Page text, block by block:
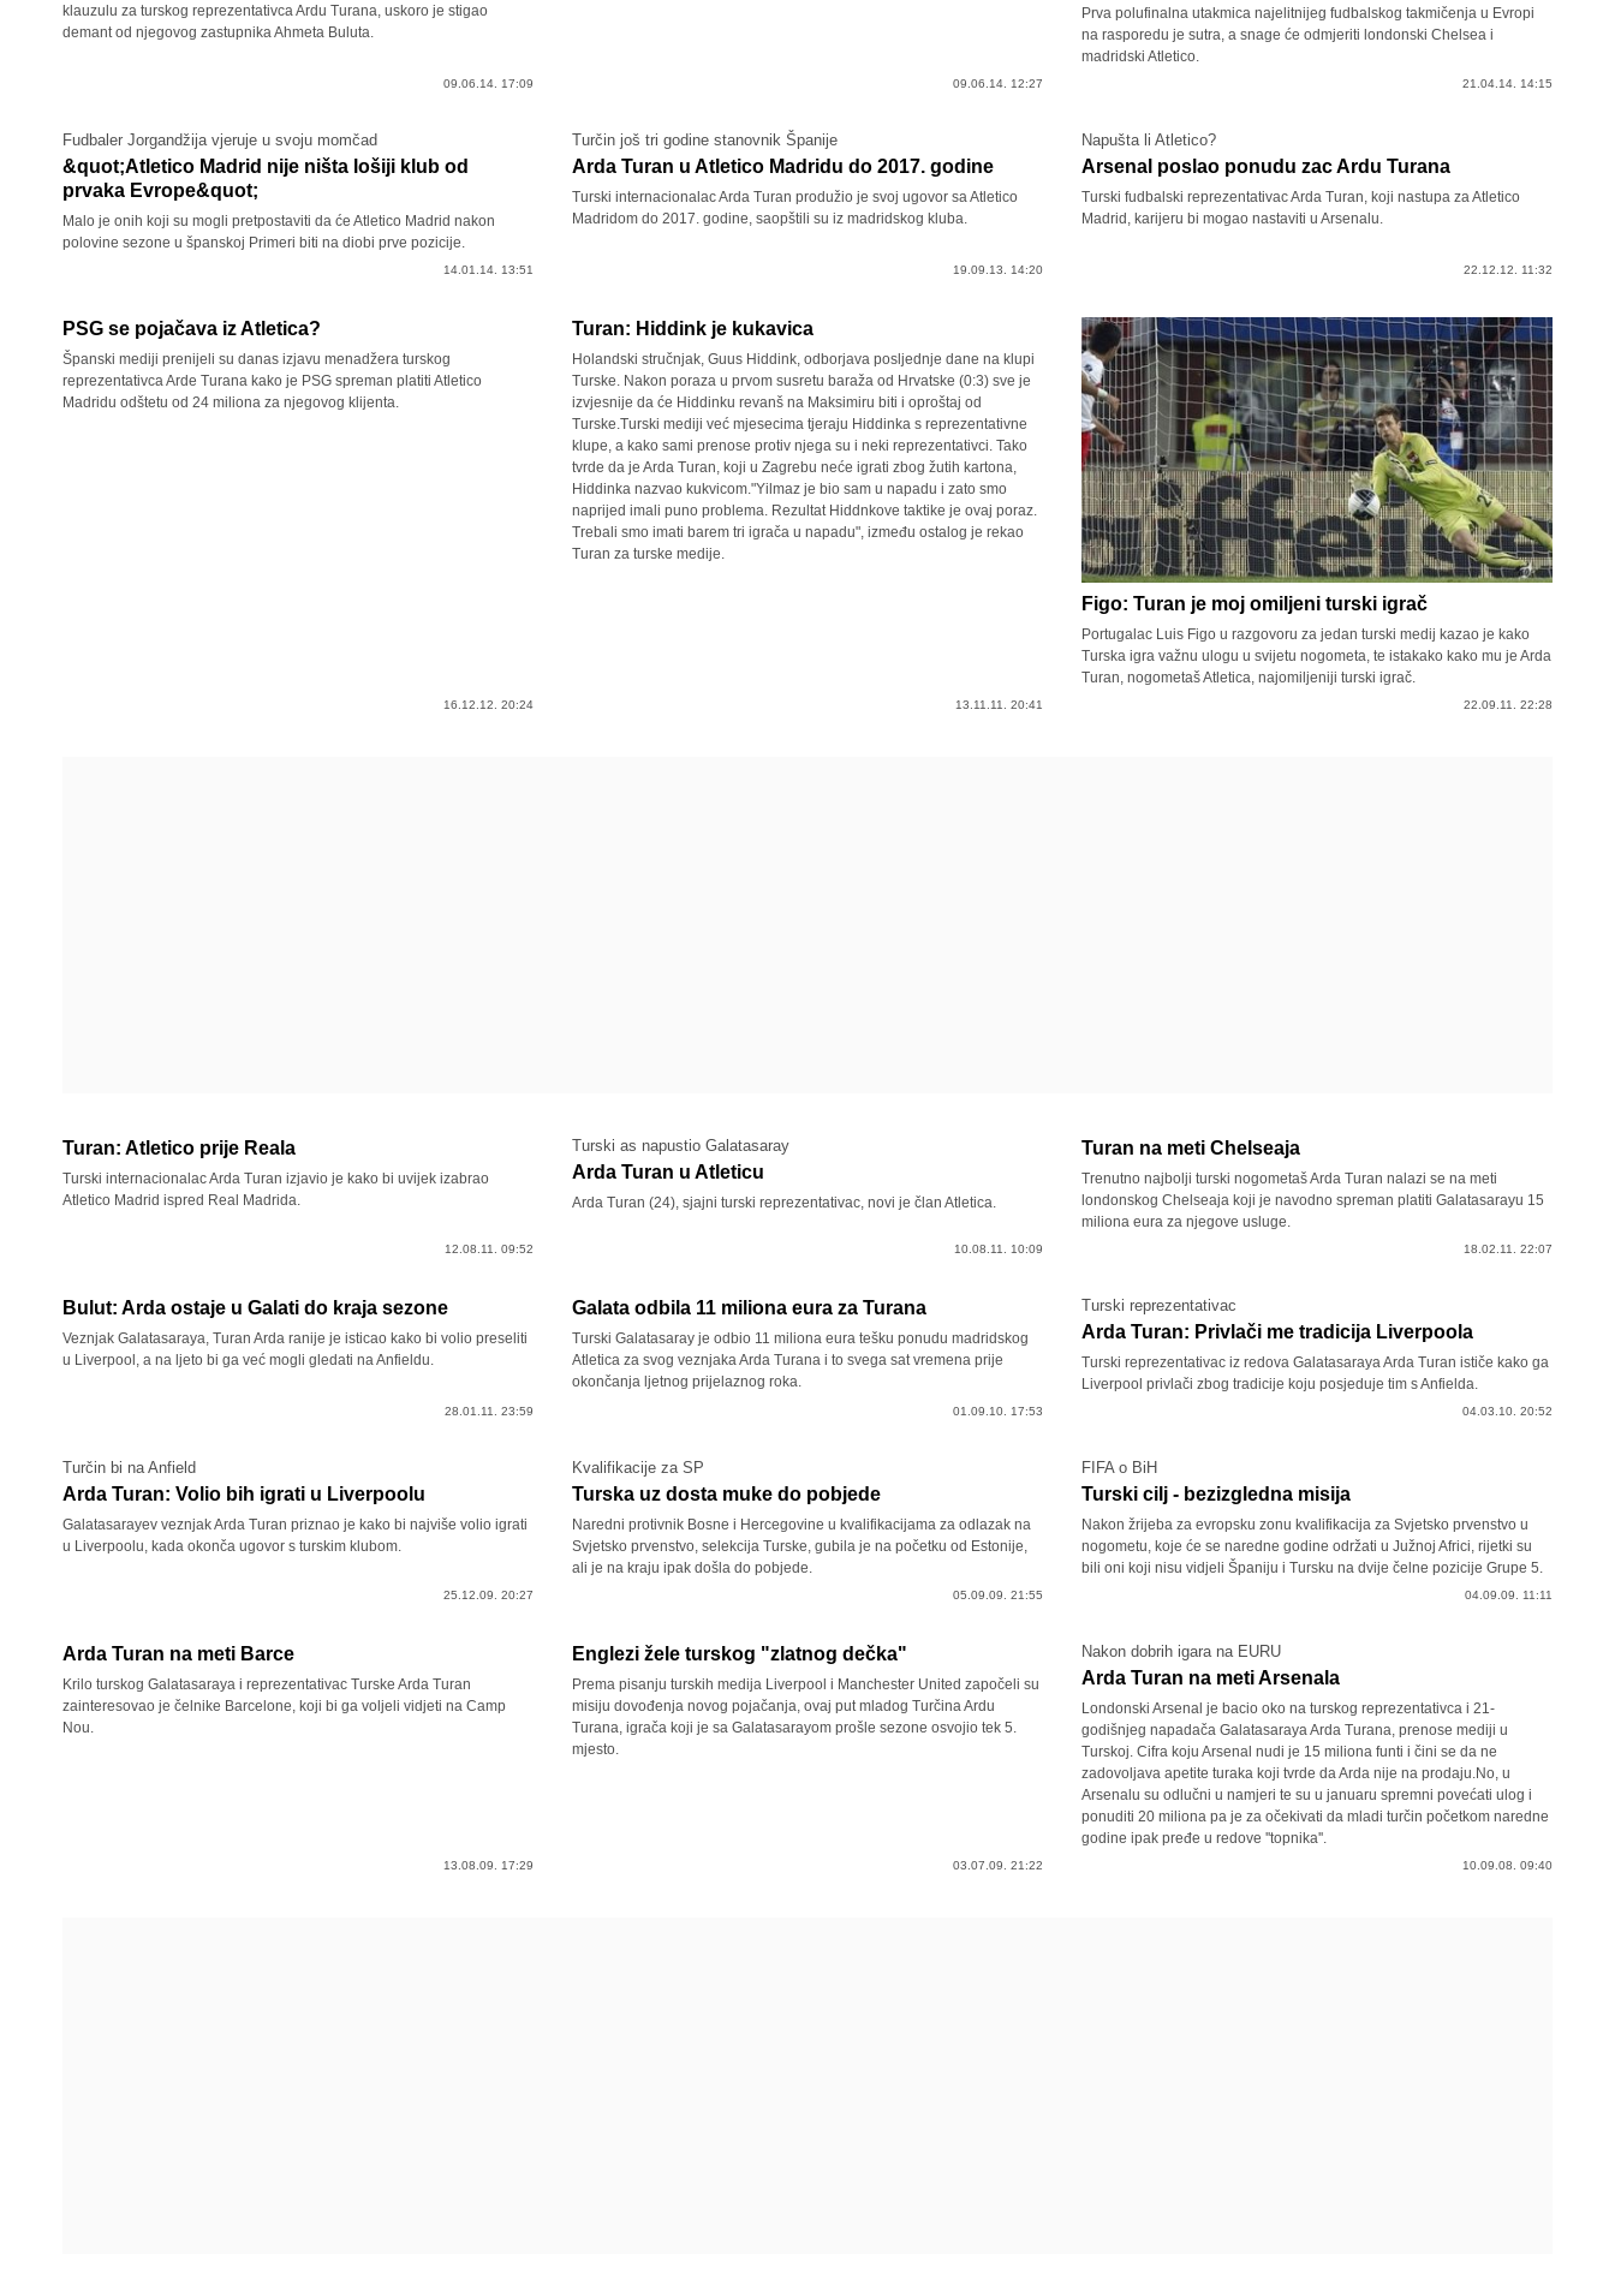
klauzulu za turskog reprezentativca Ardu Turana, uskoro je stigao
demant od njegovog zastupnika Ahmeta Buluta.
09.06.14. 17:09 09.06.14. 12:27
Prva polufinalna utakmica najelitnijeg fudbalskog takmičenja u Evropi
na rasporedu je sutra, a snage će odmjeriti londonski Chelsea i
madridski Atletico.
21.04.14. 14:15
Fudbaler Jorgandžija vjeruje u svoju momčad
&quot;Atletico Madrid nije ništa lošiji klub od
prvaka Evrope&quot;
Malo je onih koji su mogli pretpostaviti da će Atletico Madrid nakon
polovine sezone u španskoj Primeri biti na diobi prve pozicije.
14.01.14. 13:51
Turčin još tri godine stanovnik Španije
Arda Turan u Atletico Madridu do 2017. godine
Turski internacionalac Arda Turan produžio je svoj ugovor sa Atletico
Madridom do 2017. godine, saopštili su iz madridskog kluba.
19.09.13. 14:20
Napušta li Atletico?
Arsenal poslao ponudu zac Ardu Turana
Turski fudbalski reprezentativac Arda Turan, koji nastupa za Atletico
Madrid, karijeru bi mogao nastaviti u Arsenalu.
22.12.12. 11:32
PSG se pojačava iz Atletica?
Španski mediji prenijeli su danas izjavu menadžera turskog
reprezentativca Arde Turana kako je PSG spreman platiti Atletico
Madridu odštetu od 24 miliona za njegovog klijenta.
16.12.12. 20:24
Turan: Hiddink je kukavica
Holandski stručnjak, Guus Hiddink, odborjava posljednje dane na klupi
Turske. Nakon poraza u prvom susretu baraža od Hrvatske (0:3) sve je
izvjesnije da će Hiddinku revanš na Maksimiru biti i oproštaj od
Turske.Turski mediji već mjesecima tjeraju Hiddinka s reprezentativne
klupe, a kako sami prenose protiv njega su i neki reprezentativci. Tako
tvrde da je Arda Turan, koji u Zagrebu neće igrati zbog žutih kartona,
Hiddinka nazvao kukvicom."Yilmaz je bio sam u napadu i zato smo
naprijed imali puno problema. Rezultat Hiddnkove taktike je ovaj poraz.
Trebali smo imati barem tri igrača u napadu", između ostalog je rekao
Turan za turske medije.
13.11.11. 20:41
Figo: Turan je moj omiljeni turski igrač
Portugalac Luis Figo u razgovoru za jedan turski medij kazao je kako
Turska igra važnu ulogu u svijetu nogometa, te istakako kako mu je Arda
Turan, nogometaš Atletica, najomiljeniji turski igrač.
22.09.11. 22:28
Turan: Atletico prije Reala
Turski internacionalac Arda Turan izjavio je kako bi uvijek izabrao
Atletico Madrid ispred Real Madrida.
12.08.11. 09:52
Turski as napustio Galatasaray
Arda Turan u Atleticu
Arda Turan (24), sjajni turski reprezentativac, novi je član Atletica.
10.08.11. 10:09
Turan na meti Chelseaja
Trenutno najbolji turski nogometaš Arda Turan nalazi se na meti
londonskog Chelseaja koji je navodno spreman platiti Galatasarayu 15
miliona eura za njegove usluge.
18.02.11. 22:07
Bulut: Arda ostaje u Galati do kraja sezone
Veznjak Galatasaraya, Turan Arda ranije je isticao kako bi volio preseliti
u Liverpool, a na ljeto bi ga već mogli gledati na Anfieldu.
28.01.11. 23:59
Galata odbila 11 miliona eura za Turana
Turski Galatasaray je odbio 11 miliona eura tešku ponudu madridskog
Atletica za svog veznjaka Arda Turana i to svega sat vremena prije
okončanja ljetnog prijelaznog roka.
01.09.10. 17:53
Turski reprezentativac
Arda Turan: Privlači me tradicija Liverpoola
Turski reprezentativac iz redova Galatasaraya Arda Turan ističe kako ga
Liverpool privlači zbog tradicije koju posjeduje tim s Anfielda.
04.03.10. 20:52
Turčin bi na Anfield
Arda Turan: Volio bih igrati u Liverpoolu
Galatasarayev veznjak Arda Turan priznao je kako bi najviše volio igrati
u Liverpoolu, kada okonča ugovor s turskim klubom.
25.12.09. 20:27
Kvalifikacije za SP
Turska uz dosta muke do pobjede
Naredni protivnik Bosne i Hercegovine u kvalifikacijama za odlazak na
Svjetsko prvenstvo, selekcija Turske, gubila je na početku od Estonije,
ali je na kraju ipak došla do pobjede.
05.09.09. 21:55
FIFA o BiH
Turski cilj - bezizgledna misija
Nakon žrijeba za evropsku zonu kvalifikacija za Svjetsko prvenstvo u
nogometu, koje će se naredne godine održati u Južnoj Africi, rijetki su
bili oni koji nisu vidjeli Španiju i Tursku na dvije čelne pozicije Grupe 5.
04.09.09. 11:11
Arda Turan na meti Barce
Krilo turskog Galatasaraya i reprezentativac Turske Arda Turan
zainteresovao je čelnike Barcelone, koji bi ga voljeli vidjeti na Camp
Nou.
13.08.09. 17:29
Englezi žele turskog "zlatnog dečka"
Prema pisanju turskih medija Liverpool i Manchester United započeli su
misiju dovođenja novog pojačanja, ovaj put mladog Turčina Ardu
Turana, igrača koji je sa Galatasarayom prošle sezone osvojio tek 5.
mjesto.
03.07.09. 21:22
Nakon dobrih igara na EURU
Arda Turan na meti Arsenala
Londonski Arsenal je bacio oko na turskog reprezentativca i 21-
godišnjeg napadača Galatasaraya Arda Turana, prenose mediji u
Turskoj. Cifra koju Arsenal nudi je 15 miliona funti i čini se da ne
zadovoljava apetite turaka koji tvrde da Arda nije na prodaju.No, u
Arsenalu su odlučni u namjeri te su u januaru spremni povećati ulog i
ponuditi 20 miliona pa je za očekivati da mladi turčin početkom naredne
godine ipak pređe u redove ''topnika''.
10.09.08. 09:40